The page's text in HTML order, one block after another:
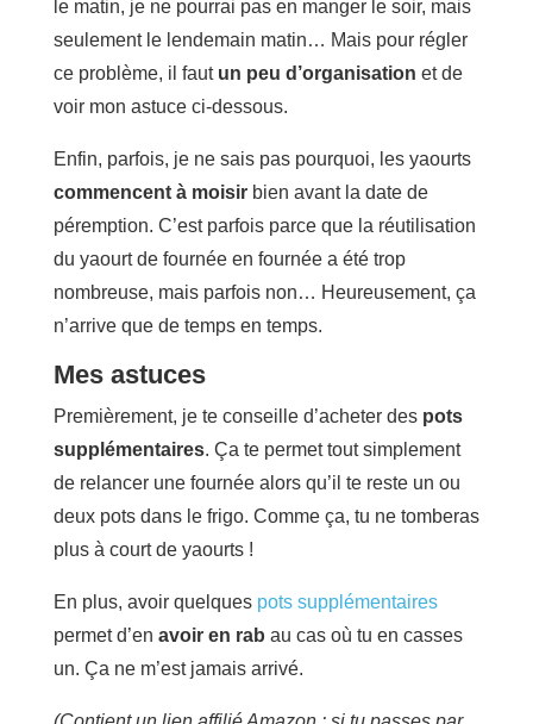
le matin, je ne pourrai pas en manger le soir, mais
seulement le lendemain matin… Mais pour régler
ce problème, il faut un peu d’organisation et de
voir mon astuce ci-dessous.
Enfin, parfois, je ne sais pas pourquoi, les yaourts
commencent à moisirbien avant la date de
péremption. C’est parfois parce que la réutilisation
du yaourt de fournée en fournée a été trop
nombreuse, mais parfois non… Heureusement, ça
n’arrive que de temps en temps.
Mes astuces
Premièrement, je te conseille d’acheter des pots
supplémentaires. Ça te permet tout simplement
de relancer une fournée alors qu’il te reste un ou
deux pots dans le frigo. Comme ça, tu ne tomberas
plus à court de yaourts !
En plus, avoir quelques pots supplémentaires
permet d’en avoir en rab au cas où tu en casses
un. Ça ne m’est jamais arrivé.